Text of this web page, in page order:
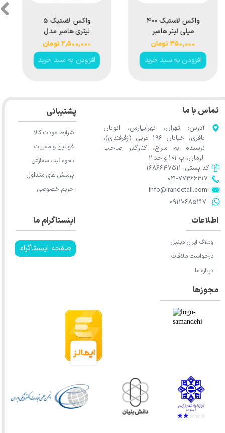
واکس لاستیک 5
لیتری هامبر مدل
Humber Tire Wax
5L H10
۲,۵۰۰,۰۰۰ تومان
افزودن به سبد خرید
واکس لاستیک 400
میلی لیتر هامبر
مدل Humber Tire
Wax 400ml
۳۵۰,۰۰۰ تومان
افزودن به سبد خرید
تماس با ما
آدرس: تهران، تهرانپارس، اتوبان
باقری، خیابان 196 غربی (زفرقندی)،
نرسیده به سراج، کنارگذر صاحب
الزمان، پ 101 واحد 2
​​​​​​​info@irandetail.com
021-77366317​​​​​​​​​​​​​​​​​​​​​
​​​​​​​09120685217​​​​​​​
کد پستی: 1686647511
اینستاگرام ما
صفحه اینستاگرام
اطلاعات
وبلاگ ایران دیتیل
درخواست ملاقات
درباره ما
پشتیبانی
شرایط عودت کالا
قوانین و مقررات
نحوه ثبت سفارش
پرسش های متداول
حریم خصوصی
مجوزها